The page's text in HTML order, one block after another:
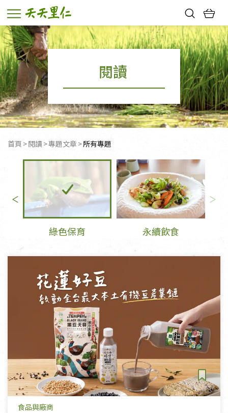
熱門搜尋：
親子活動
幸福節中獎名單
閱讀
首頁 閱讀 專題文章 目前頁面：
所有專題
綠色保育 永續飲食
食品與廠商